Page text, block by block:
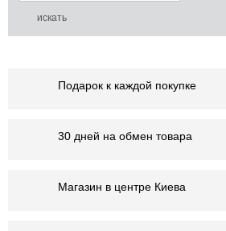
Подарок к каждой покупке
30 дней на обмен товара
Магазин в центре Киева